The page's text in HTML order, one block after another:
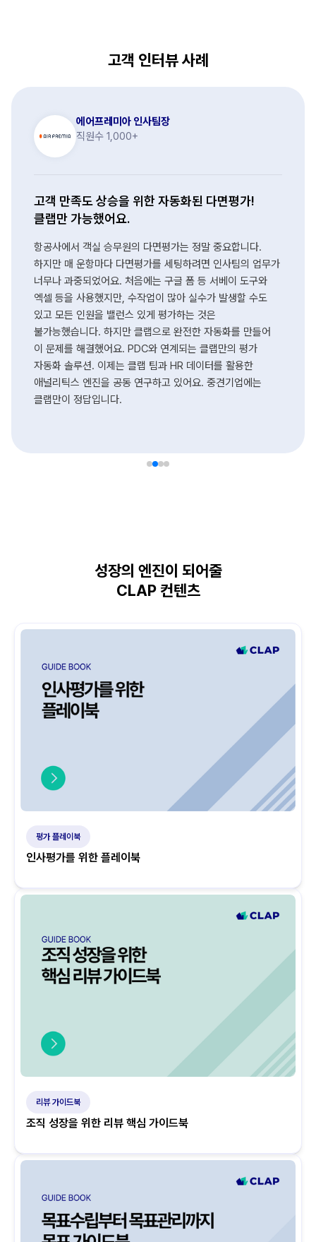
고객 인터뷰 사례
에어프레미아 인사팀장
직원수 1,000+
고객 만족도 상승을 위한 자동화된 다면평가!
클랩만 가능했어요.
항공사에서 객실 승무원의 다면평가는 정말 중요합니다.
하지만 매 운항마다 다면평가를 세팅하려면 인사팀의 업무가
너무나 과중되었어요. 처음에는 구글 폼 등 서베이 도구와
엑셀 등을 사용했지만, 수작업이 많아 실수가 발생할 수도
있고 모든 인원을 밸런스 있게 평가하는 것은
불가능했습니다. 하지만 클랩으로 완전한 자동화를 만들어
이 문제를 해결했어요. PDC와 연계되는 클랩만의 평가
자동화 솔루션. 이제는 클랩 팀과 HR 데이터를 활용한
애널리틱스 엔진을 공동 연구하고 있어요. 중견기업에는
클랩만이 정답입니다.
성장의 엔진이 되어줄
CLAP 컨텐츠
평가 플레이북
인사평가를 위한 플레이북
리뷰 가이드북
조직 성장을 위한 리뷰 핵심 가이드북